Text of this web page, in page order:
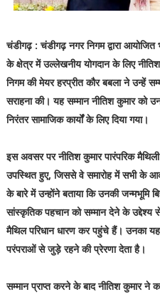
चंडीगढ़ : चंडीगढ़ नगर निगम द्वारा
के क्षेत्र में उल्लेखनीय योगदान के लिए
निगम की मेयर हरप्रीत कौर बबला ने उन्हें
सराहना की। यह सम्मान नीतिश कुमार को
निरंतर सामाजिक कार्यों के लिए दिया गया।
इस अवसर पर नीतिश कुमार पारंपरिक
उपस्थित हुए, जिससे वे समारोह में सभी के
के बारे में उन्होंने बताया कि उनकी जन्मभूमि
सांस्कृतिक पहचान को सम्मान देने के उद्देश्य
मैथिल परिधान धारण कर पहुंचे हैं। उनका
परंपराओं से जुड़े रहने की प्रेरणा देता है।
सम्मान प्राप्त करने के बाद नीतिश कुमार